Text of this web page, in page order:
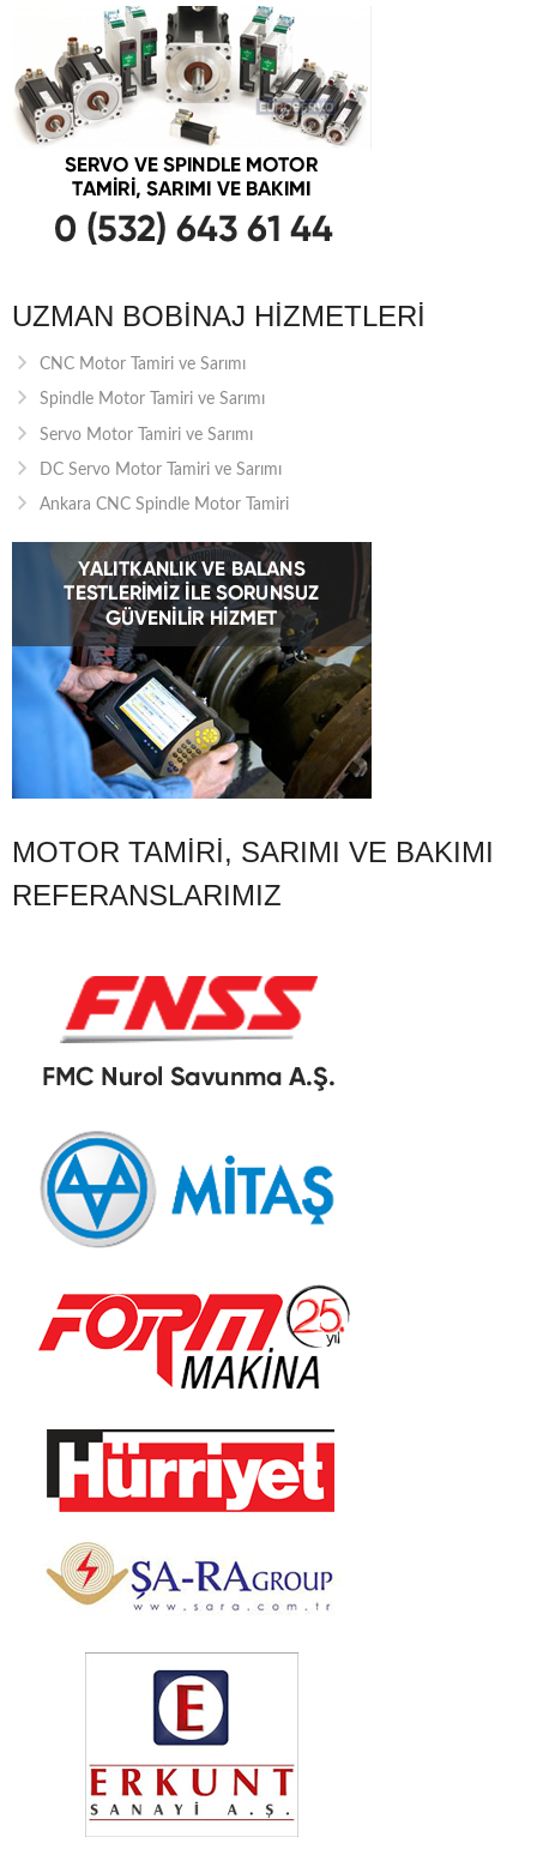
UZMAN BOBINAJ HIZMETLERI
CNC Motor Tamiri ve Sarımı
Spindle Motor Tamiri ve Sarımı
Servo Motor Tamiri ve Sarımı
DC Servo Motor Tamiri ve Sarımı
Ankara CNC Spindle Motor Tamiri
MOTOR TAMIRI, SARIMI VE BAKIMI
REFERANSLARIMIZ